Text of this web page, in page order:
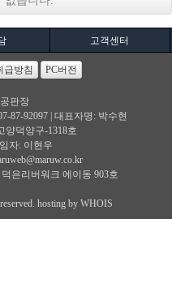
고객센터
급방침 PC버전
판장
87-92097 | 대표자명: 박수현
양덕양구-1318호
자: 이현우
은리버워크 에이동 903호
hosting by WHOIS